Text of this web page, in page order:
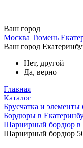
Ваш город
Москва Тюмень
Ваш город
Нет, другой
Да, верно
Главная
Каталог
Брусчатка и элементы
Бордюры в
Шарнирный бордюр в
Шарнирный бордюр